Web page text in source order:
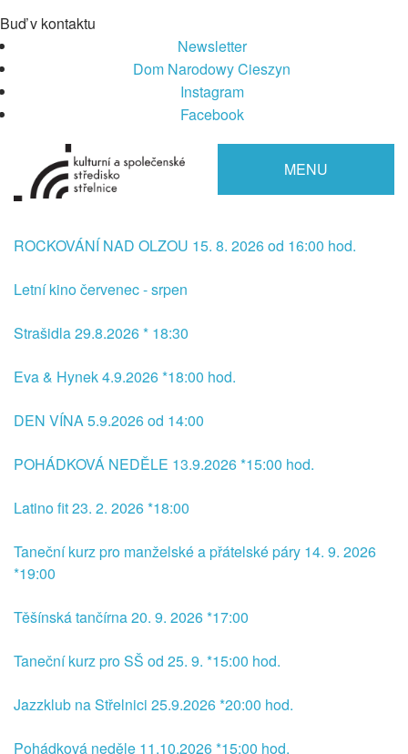
Buď v kontaktu
Newsletter
Dom Narodowy Cieszyn
Instagram
Facebook
MENU
ROCKOVÁNÍ NAD OLZOU 15. 8. 2026 od 16:00 hod.
Letní kino červenec - srpen
Strašidla 29.8.2026 * 18:30
Eva & Hynek 4.9.2026 *18:00 hod.
DEN VÍNA 5.9.2026 od 14:00
POHÁDKOVÁ NEDĚLE 13.9.2026 *15:00 hod.
Latino fit 23. 2. 2026 *18:00
Taneční kurz pro manželské a přátelské páry 14. 9. 2026
*19:00
Těšínská tančírna 20. 9. 2026 *17:00
Taneční kurz pro SŠ od 25. 9. *15:00 hod.
Jazzklub na Střelnici 25.9.2026 *20:00 hod.
Pohádková neděle 11.10.2026 *15:00 hod.